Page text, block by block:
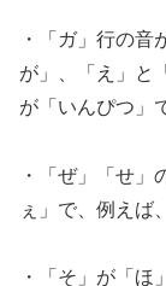
・「ガ」行の音
が」、「え」と
が「いんぴつ」
・「ぜ」「せ」
ぇ」で、例えば
・
「そ」が「